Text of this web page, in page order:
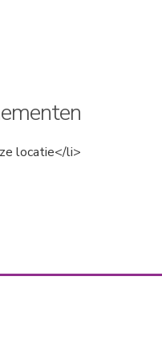
locatie</li>